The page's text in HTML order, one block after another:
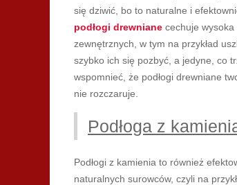
się dziwić, bo to naturalne i
podłogi drewniane cechuje wysoka
zewnętrznych, w tym na przykład
szybko ich się pozbyć, a jedyne, co
wspomnieć, że podłogi drewniane
nie rozczaruje.
Podłoga z
Podłogi z kamienia to również
naturalnych surowców, czyli na